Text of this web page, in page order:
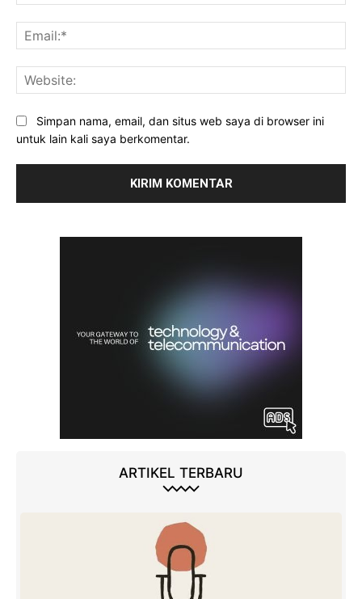
Simpan nama, email, dan situs web saya di browser ini
untuk lain kali saya berkomentar.
ARTIKEL TERBARU